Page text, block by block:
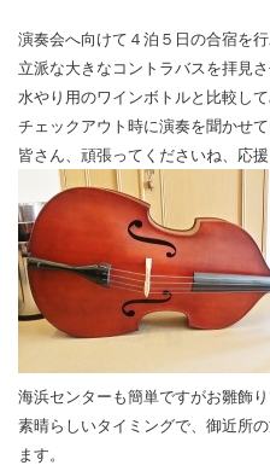
演奏会へ向けて４泊５日の合宿を行
立派な大きなコントラバスを拝見さ
水やり用のワインボトルと比較し
チェックアウト時に演奏を聞かせ
皆さん、頑張ってくださいね、応援
海浜センターも簡単ですがお雛飾
素晴らしいタイミングで、御近所
ます。